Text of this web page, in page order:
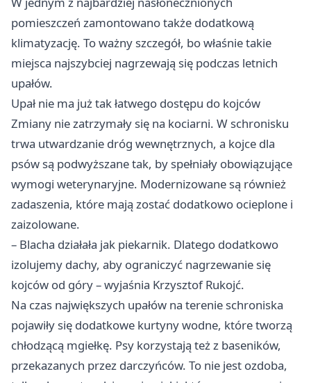
pomieszczeń zamontowano także dodatkową
klimatyzację. To ważny szczegół, bo właśnie takie
miejsca najszybciej nagrzewają się podczas letnich
upałów.
Upał nie ma już tak łatwego dostępu do kojców
Zmiany nie zatrzymały się na kociarni. W schronisku
trwa utwardzanie dróg wewnętrznych, a kojce dla
psów są podwyższane tak, by spełniały obowiązujące
wymogi weterynaryjne. Modernizowane są również
zadaszenia, które mają zostać dodatkowo ocieplone i
zaizolowane.
– Blacha działała jak piekarnik. Dlatego dodatkowo
izolujemy dachy, aby ograniczyć nagrzewanie się
kojców od góry – wyjaśnia Krzysztof Rukojć.
Na czas największych upałów na terenie schroniska
pojawiły się dodatkowe kurtyny wodne, które tworzą
chłodzącą mgiełkę. Psy korzystają też z baseników,
przekazanych przez darczyńców. To nie jest ozdoba,